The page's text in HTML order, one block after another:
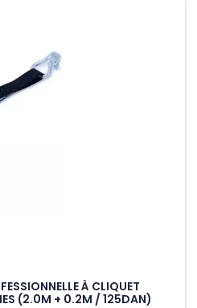
À CLIQUET
(2.0M + 0.2M / 125DAN)